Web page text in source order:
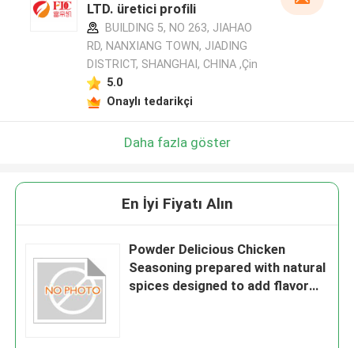
LTD. üretici profili
BUILDING 5, NO 263, JIAHAO
RD, NANXIANG TOWN, JIADING
DISTRICT, SHANGHAI, CHINA ,Çin
5.0
Onaylı tedarikçi
Daha fazla göster
En İyi Fiyatı Alın
Powder Delicious Chicken
Seasoning prepared with natural
spices designed to add flavor